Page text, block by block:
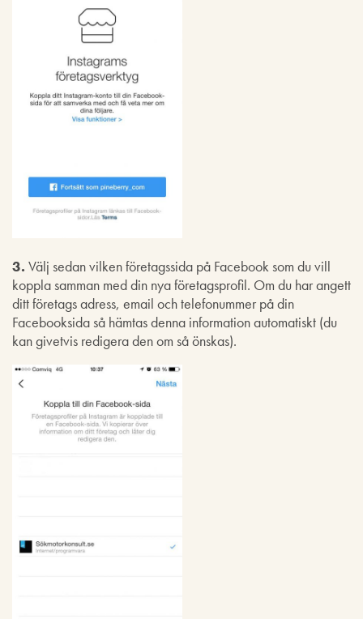
3. Välj sedan vilken företagssida på Facebook som du vill
koppla samman med din nya företagsprofil. Om du har angett
ditt företags adress, email och telefonummer på din
Facebooksida så hämtas denna information automatiskt (du
kan givetvis redigera den om så önskas).